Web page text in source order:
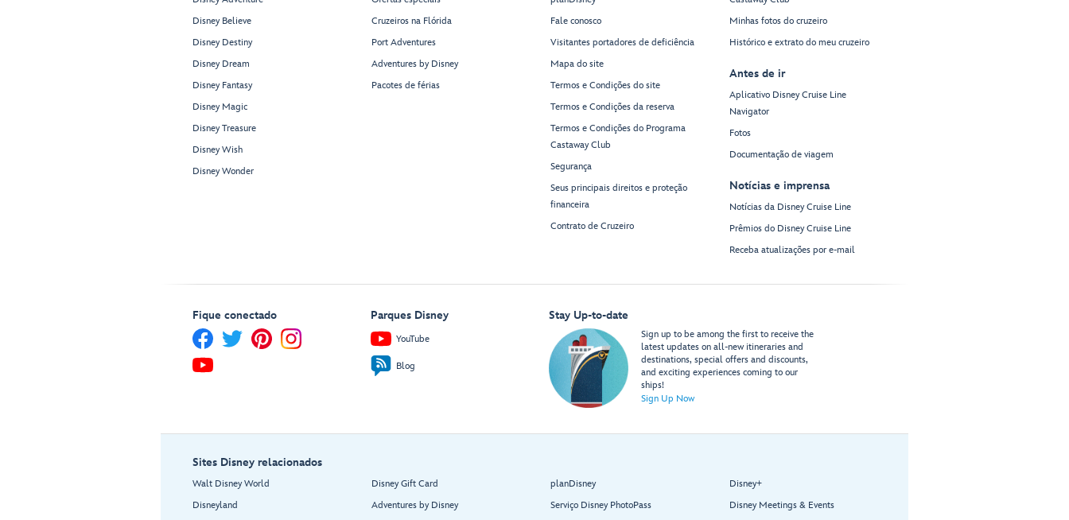
Disney Believe
Disney Destiny
Disney Dream
Disney Fantasy
Disney Magic
Disney Treasure
Disney Wish
Disney Wonder
Cruzeiros na Flórida
Port Adventures
Adventures by Disney
Pacotes de férias
Fale conosco
Visitantes portadores de deficiência
Mapa do site
Termos e Condições do site
Termos e Condições da reserva
Termos e Condições do Programa
Castaway Club
Segurança
Seus principais direitos e proteção
financeira
Contrato de Cruzeiro
Minhas fotos do cruzeiro
Histórico e extrato do meu cruzeiro
Antes de ir
Aplicativo Disney Cruise Line
Navigator
Fotos
Documentação de viagem
Notícias e imprensa
Notícias da Disney Cruise Line
Prêmios do Disney Cruise Line
Receba atualizações por e-mail
Fique conectado Parques Disney
YouTube
Blog
Stay Up-to-date
Sign up to be among the first to receive the
latest updates on all-new itineraries and
destinations, special offers and discounts,
and exciting experiences coming to our
ships!
Sign Up Now
Sites Disney relacionados
Walt Disney World
Disneyland
Disney Gift Card
Adventures by Disney
planDisney
Serviço Disney PhotoPass
Disney+
Disney Meetings & Events